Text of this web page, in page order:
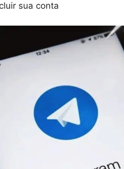
sua conta